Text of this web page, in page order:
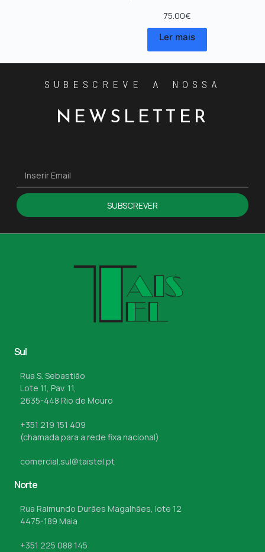
75.00€
Ler mais
SUBESCREVE A NOSSA
NEWSLETTER
SUBSCREVER
Sul
Rua S. Sebastião
Lote 11, Pav. 11,
2635-448 Rio de Mouro
+351 219 151 409
(chamada para a rede fixa nacional)
comercial.sul@taistel.pt
Norte
Rua Raimundo Durães Magalhães, lote 12
4475-189 Maia
+351 225 088 145